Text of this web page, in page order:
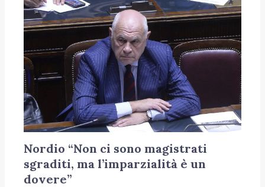
Nordio “Non ci sono magistrati
sgraditi, ma l’imparzialità è un
dovere”